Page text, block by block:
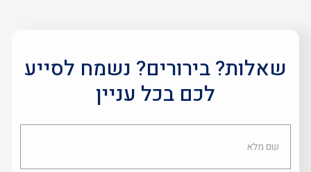
שאלות? בירורים? נשמח לסייע
לכם בכל עניין
שם
מלא